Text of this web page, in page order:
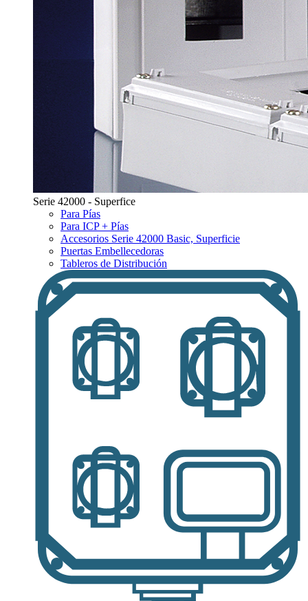
Serie 42000 - Superfice
Para Pías
Para ICP + Pías
Accesorios Serie 42000 Basic, Superficie
Puertas Embellecedoras
Tableros de Distribución